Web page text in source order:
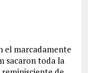
el marcadamente
sacaron toda la